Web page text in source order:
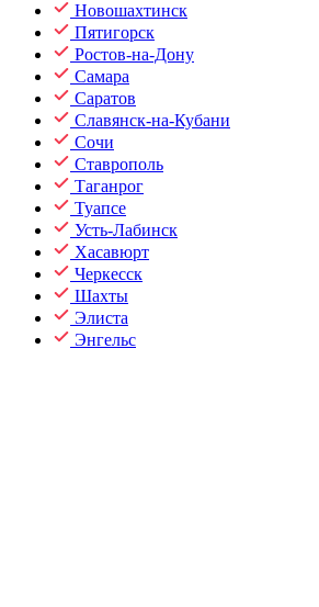
Новошахтинск
Пятигорск
Ростов-на-Дону
Самара
Саратов
Славянск-на-Кубани
Сочи
Ставрополь
Таганрог
Туапсе
Усть-Лабинск
Хасавюрт
Черкесск
Шахты
Элиста
Энгельс